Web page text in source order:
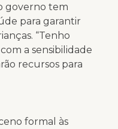
governo tem
para garantir
“Tenho
a sensibilidade
recursos para
formal às